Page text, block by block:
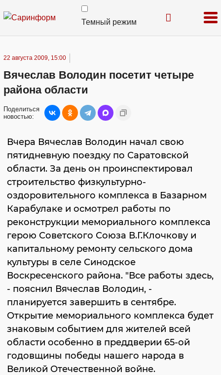
Темный режим
22 августа 2009, 15:00
Вячеслав Володин посетит четыре
района области
Поделиться
новостью:
Вчера Вячеслав Володин начал свою
пятидневную поездку по Саратовской
области. За день он проинспектировал
строительство физкультурно-
оздоровительного комплекса в Базарном
Карабулаке и осмотрел работы по
реконструкции мемориального комплекса
герою Советского Союза В.Г.Клочкову и
капитальному ремонту сельского дома
культуры в селе Синодское
Воскресенского района. "Все работы здесь,
- пояснил Вячеслав Володин, -
планируется завершить в сентябре.
Открытие мемориального комплекса будет
знаковым событием для жителей всей
области особенно в преддверии 65-ой
годовщины победы нашего народа в
Великой Отечественной войне.